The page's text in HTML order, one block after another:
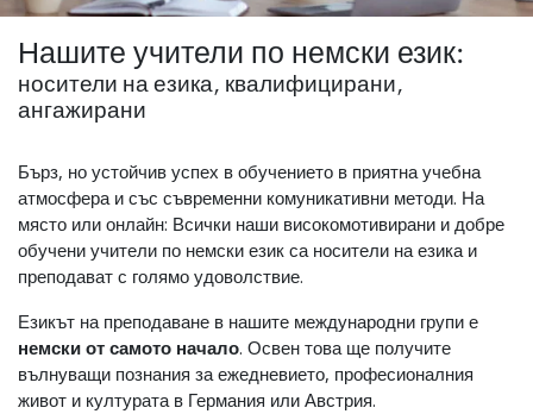
Нашите учители по немски език:
носители на езика, квалифицирани,
ангажирани
Бърз, но устойчив успех в обучението в приятна учебна
атмосфера и със съвременни комуникативни методи. На
място или онлайн: Всички наши високомотивирани и добре
обучени учители по немски език са носители на езика и
преподават с голямо удоволствие.
Езикът на преподаване в нашите международни групи е
немски от самото начало. Освен това ще получите
вълнуващи познания за ежедневието, професионалния
живот и културата в Германия или Австрия.